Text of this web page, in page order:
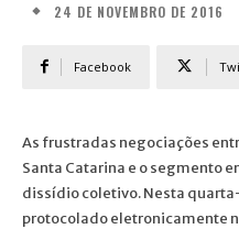
24 DE NOVEMBRO DE 2016
Facebook
As frustradas negociações
Santa Catarina e o segmento
dissídio coletivo. Nesta
protocolado eletronicamente